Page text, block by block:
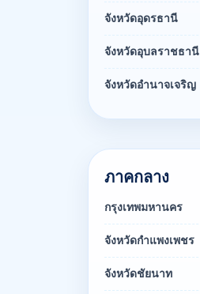
จังหวัดอุดรธานี
จังหวัดอุบลราชธานี
จังหวัดอำนาจเจริญ
ภาคกลาง
กรุงเทพมหานคร
จังหวัดกำแพงเพชร
จังหวัดชัยนาท